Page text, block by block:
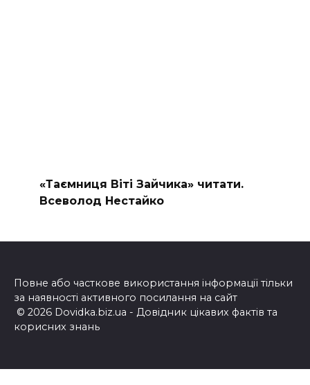
«Таємниця Віті Зайчика» читати.
Всеволод Нестайко
Повне або часткове використання інформації тільки
за наявності активного посилання на сайт
© 2026 Dovidka.biz.ua - Довідник цікавих фактів та
корисних знань